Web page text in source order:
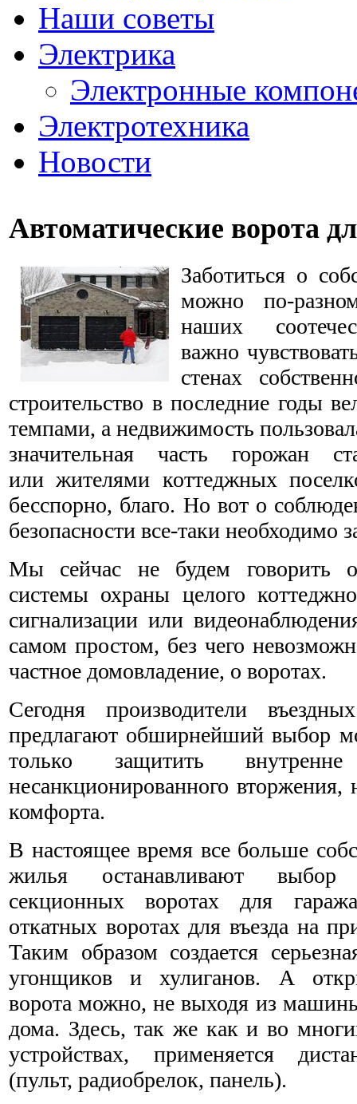
Наши советы
Электрика
Электронные
Электротехника
Новости
Автоматические ворота
Заботиться о
можно по-
наших
важно
стенах
строительство в последние годы
темпами, а недвижимость
значительная часть горожан
или жителями коттеджных
бесспорно, благо. Но вот о
безопасности все-таки необходимо
Мы сейчас не будем говорить о
системы охраны целого
сигнализации или
самом простом, без чего
частное домовладение, о воротах.
Сегодня производители
предлагают обширнейший выбор
только защитить
несанкционированного
комфорта.
В настоящее время все больше
жилья останавливают выбор
секционных воротах для
откатных воротах для въезда на
Таким образом создается
угонщиков и хулиганов. А
ворота можно, не выходя из
дома. Здесь, так же как и во
устройствах, применяется
(пульт, радиобрелок, панель).